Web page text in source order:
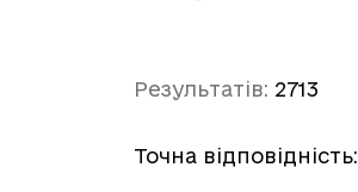
Результатів: 2713
Точна відповідність: